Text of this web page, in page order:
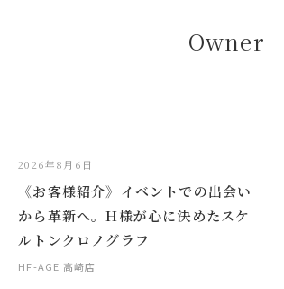
Owner
2026年8月6日
《お客様紹介》イベントでの出会い
から革新へ。H様が心に決めたスケ
ルトンクロノグラフ
HF-AGE 高崎店